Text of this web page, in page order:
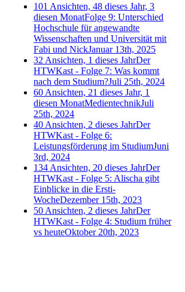
101 Ansichten, 48 dieses Jahr, 3
diesen MonatFolge 9: Unterschied
Hochschule für angewandte
Wissenschaften und Universität mit
Fabi und NickJanuar 13th, 2025
32 Ansichten, 1 dieses JahrDer
HTWKast - Folge 7: Was kommt
nach dem Studium?Juli 25th, 2024
60 Ansichten, 21 dieses Jahr, 1
diesen MonatMedientechnikJuli
25th, 2024
40 Ansichten, 2 dieses JahrDer
HTWKast - Folge 6:
Leistungsförderung im StudiumJuni
3rd, 2024
134 Ansichten, 20 dieses JahrDer
HTWKast - Folge 5: Alischa gibt
Einblicke in die Ersti-
WocheDezember 15th, 2023
50 Ansichten, 2 dieses JahrDer
HTWKast - Folge 4: Studium früher
vs heuteOktober 20th, 2023